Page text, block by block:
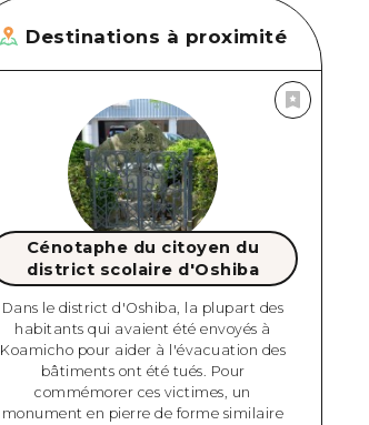
Destinations à proximité
Cénotaphe du citoyen du
district scolaire d'Oshiba
Dans le district d'Oshiba, la plupart des
habitants qui avaient été envoyés à
Koamicho pour aider à l'évacuation des
bâtiments ont été tués. Pour
commémorer ces victimes, un
monument en pierre de forme similaire